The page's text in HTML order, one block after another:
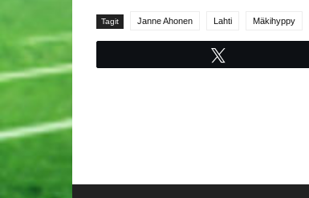
Tagit Janne Ahonen Lahti Mäkihyppy